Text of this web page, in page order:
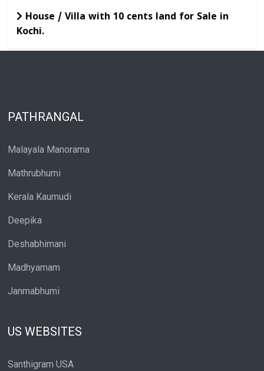
House / Villa with 10 cents land for Sale in
Kochi.
PATHRANGAL
Malayala Manorama
Mathrubhumi
Kerala Kaumudi
Deepika
Deshabhimani
Madhyamam
Janmabhumi
US WEBSITES
Santhigram USA